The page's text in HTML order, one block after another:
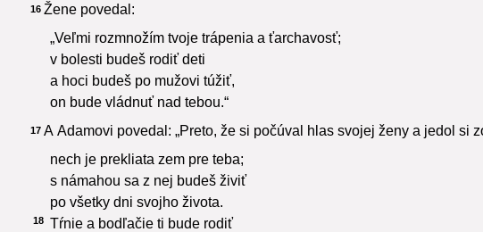
16 Žene povedal:
„Veľmi rozmnožím tvoje trápenia a ťarchavosť;
v bolesti budeš rodiť deti
a hoci budeš po mužovi túžiť,
on bude vládnuť nad tebou.“
17 A Adamovi povedal: „Preto, že si počúval hlas svojej ženy a jedol si
nech je prekliata zem pre teba;
s námahou sa z nej budeš živiť
po všetky dni svojho života.
18
Tŕnie a bodľačie ti bude rodiť